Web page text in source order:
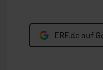
ERF.de auf